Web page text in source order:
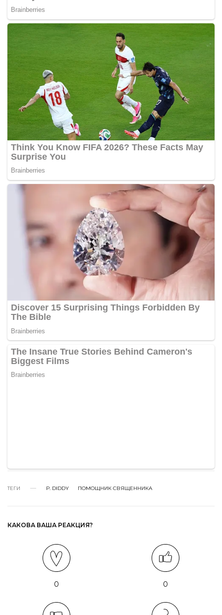
ТЕГИ P. DIDDY ПОМОЩНИК СВЯЩЕННИКА
КАКОВА ВАША РЕАКЦИЯ?
0 0